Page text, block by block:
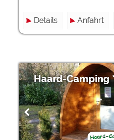
Details Anfahrt
Haard-Camping